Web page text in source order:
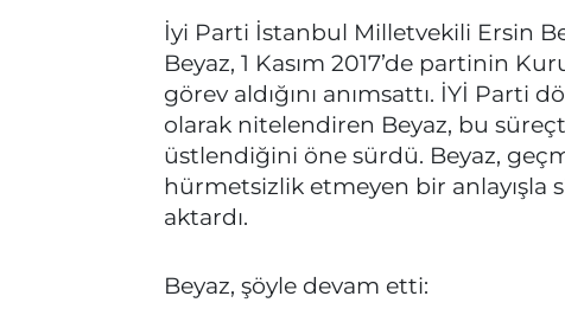
İyi Parti İstanbul Milletvekili Ersin
Beyaz, 1 Kasım 2017’de partinin
görev aldığını anımsattı. İYİ Parti
olarak nitelendiren Beyaz, bu
üstlendiğini öne sürdü. Beyaz,
hürmetsizlik etmeyen bir anlayışla
aktardı.
Beyaz, şöyle devam etti: